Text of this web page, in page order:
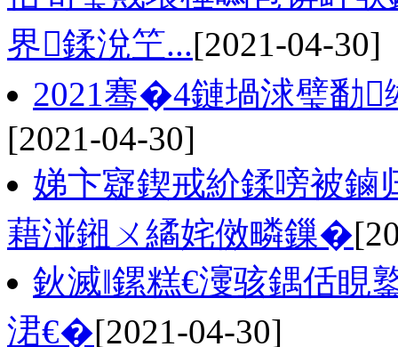
界鍒涗笁...[2021-04-30]
2021骞�4鏈堝浗璧勫
[2021-04-30]
娣卞寲鍥戒紒鍒嗙被
藉湴鎺ㄨ繘姹傚疄鏁�
鈥滅‖鏍糕€濅骇鍝佸睍
涒€�[2021-04-30]